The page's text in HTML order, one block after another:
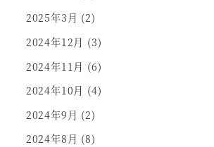
2025年3月 (2)
2024年12月 (3)
2024年11月 (6)
2024年10月 (4)
2024年9月 (2)
2024年8月 (8)